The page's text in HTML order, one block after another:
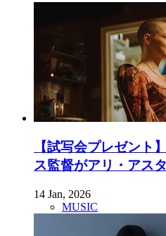
【試写会プレゼント
ス監督がアリ・アス
14 Jan, 2026
MUSIC